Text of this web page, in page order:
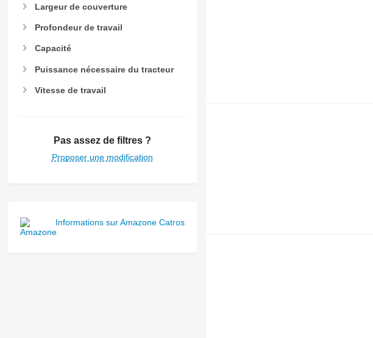
Largeur de couverture
Profondeur de travail
Capacité
Puissance nécessaire du tracteur
Vitesse de travail
Pas assez de filtres ?
Proposer une modification
Informations sur Amazone Catros